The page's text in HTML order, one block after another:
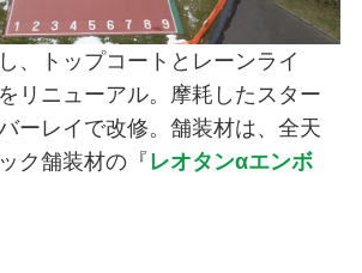
、トップコートとレーンライ
リニューアル。摩耗したスター
ーレイで改修。舗装材は、全天
ク舗装材の『 レオタンαエンボ